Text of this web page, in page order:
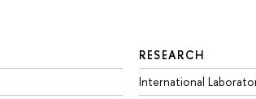
RESEARCH
International